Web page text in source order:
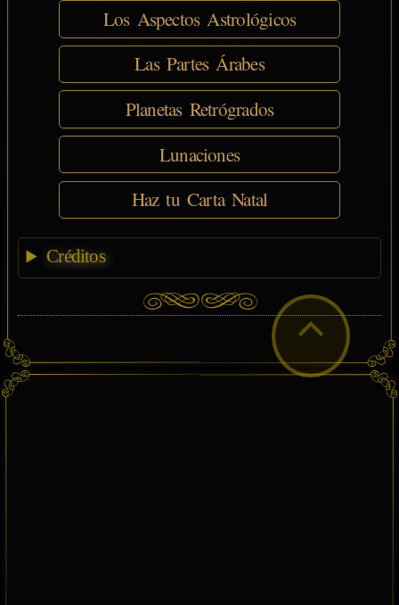
Los Aspectos Astrológicos
Las Partes Árabes
Planetas Retrógrados
Lunaciones
Haz tu Carta Natal
Créditos